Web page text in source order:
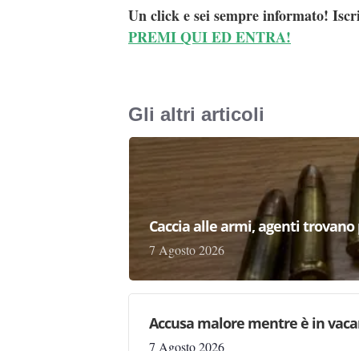
Un click e sei sempre informato!
PREMI QUI ED ENTRA!
Gli altri articoli
Caccia alle armi, agenti
7 Agosto 2026
Accusa malore mentre è in
7 Agosto 2026